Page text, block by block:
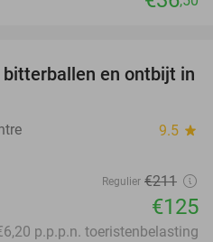
41%
en ontbijt in
9.5 star
Regulier €211
€125
p.p.p.n. toeristenbelasting